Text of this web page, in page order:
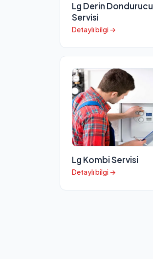
Lg Derin Dondurucu
Servisi
Detaylı bilgi →
Lg Kombi Servisi
Detaylı bilgi →